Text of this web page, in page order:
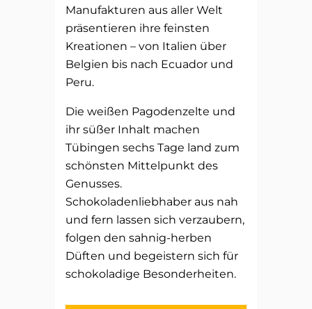
Manufakturen aus aller Welt
präsentieren ihre feinsten
Kreationen – von Italien über
Belgien bis nach Ecuador und
Peru.
Die weißen Pagodenzelte und
ihr süßer Inhalt machen
Tübingen sechs Tage land zum
schönsten Mittelpunkt des
Genusses.
Schokoladenliebhaber aus nah
und fern lassen sich verzaubern,
folgen den sahnig-herben
Düften und begeistern sich für
schokoladige Besonderheiten.